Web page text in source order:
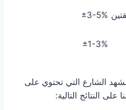
±3-5%
±1-3%
الشارع التي تحتوي على
النتائج التالية: